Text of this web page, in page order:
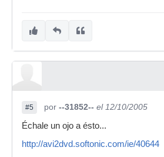
#5 por --31852-- el 12/10/2005
Échale un ojo a ésto...
http://avi2dvd.softonic.com/ie/40644